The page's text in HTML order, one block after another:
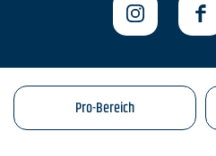
Pro-Bereich